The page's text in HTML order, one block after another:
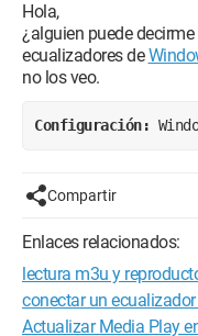
Hola,
¿alguien puede
ecualizadores de
no los veo.
Configuración:
Compartir
Enlaces relacionados:
lectura m3u y
conectar un
Actualizar Media Play